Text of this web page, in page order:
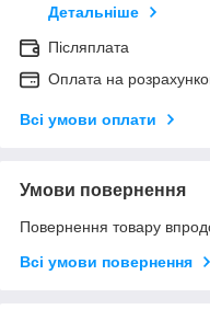
Детальніше
Післяплата
Оплата на
Всі умови оплати
Умови повернення
Повернення товару
Всі умови повернення